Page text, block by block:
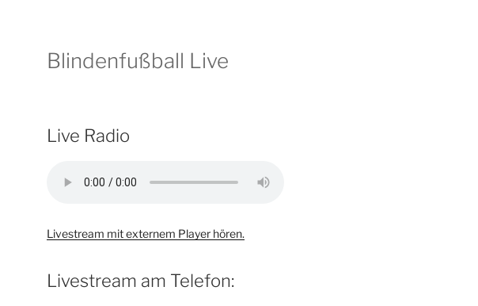
Blindenfußball Live
Live Radio
Livestream mit externem Player hören.
Livestream am Telefon: